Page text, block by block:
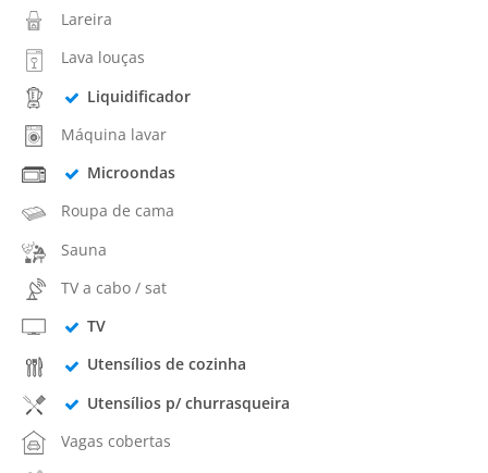
Lareira
Lava louças
Liquidificador
Máquina lavar
Microondas
Roupa de cama
Sauna
TV a cabo / sat
TV
Utensílios de cozinha
Utensílios p/ churrasqueira
Vagas cobertas